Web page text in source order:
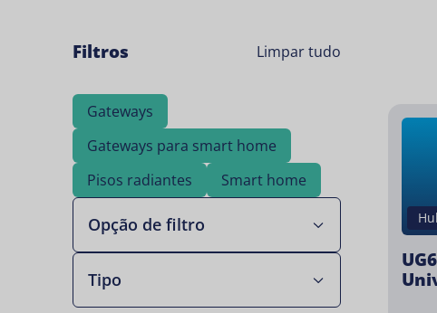
Filtros Limpar tudo
Gateways
Gateways para smart home
Pisos radiantes
Smart home
Opção de filtro
Tipo